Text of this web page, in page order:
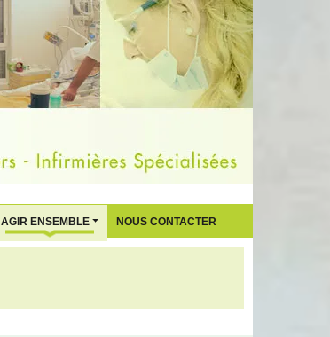
AGIR ENSEMBLE NOUS CONTACTER